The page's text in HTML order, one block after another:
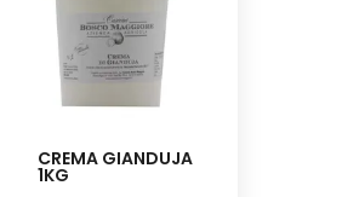
CREMA GIANDUJA
1KG